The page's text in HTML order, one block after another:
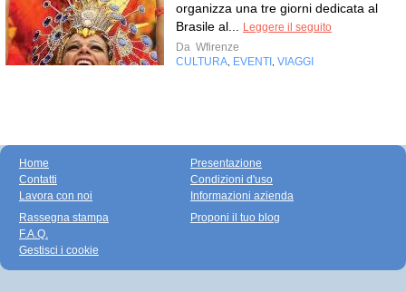
organizza una tre giorni dedicata al
Brasile al...
Leggere il seguito
Da Wfirenze
CULTURA EVENTI VIAGGI
Home
Contatti
Lavora con noi
Presentazione
Condizioni d'uso
Informazioni azienda
Rassegna stampa
F.A.Q.
Gestisci i cookie
Proponi il tuo blog